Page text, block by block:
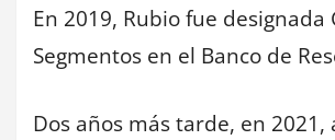
En 2019, Rubio fue designada
Segmentos en el Banco de
Dos años más tarde, en 2021,